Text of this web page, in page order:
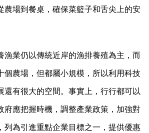
農場到餐桌，確保菜籃子和舌尖上的安
漁業仍以傳統近岸的漁排養殖為主，而
個農場，但都屬小規模，所以利用科技
還有很大的空間。事實上，行行都可以
府應把握時機，調整產業政策，加強對
列為引進重點企業目標之一，提供優惠